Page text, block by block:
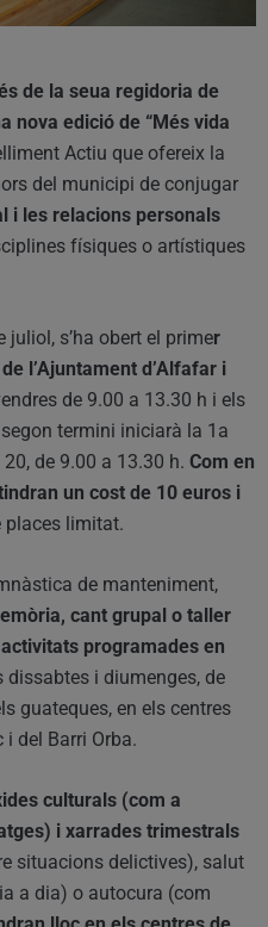
de la seua regidoria de
nova edició de “Més vida
Actiu que ofereix la
del municipi de conjugar
i les relacions personals
físiques o artístiques
s’ha obert el primer
l’Ajuntament d’Alfafar i
de 9.00 a 13.30 h i els
termini iniciarà la 1a
de 9.00 a 13.30 h. Com en
un cost de 10 euros i
places limitat.
de manteniment,
cant grupal o taller
programades en
dissabtes i diumenges, de
guateques, en els centres
del Barri Orba.
culturals (com a
i xarrades trimestrals
situacions delictives), salut
a dia) o autocura (com